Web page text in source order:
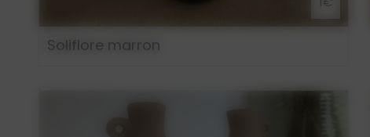
Soliflore marron